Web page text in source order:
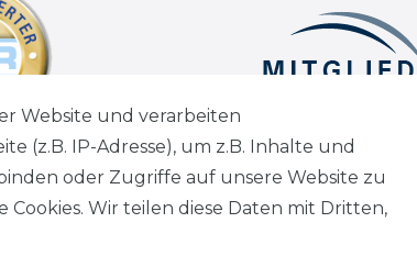
Website und verarbeiten
(z.B. IP-Adresse), um z.B. Inhalte und
oder Zugriffe auf unsere Website zu
Wir teilen diese Daten mit Dritten,